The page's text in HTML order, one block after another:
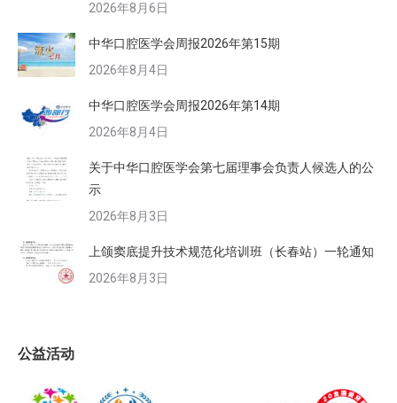
2026年8月6日
中华口腔医学会周报2026年第15期
2026年8月4日
中华口腔医学会周报2026年第14期
2026年8月4日
关于中华口腔医学会第七届理事会负责人候选人的公
示
2026年8月3日
上颌窦底提升技术规范化培训班（长春站）一轮通知
2026年8月3日
公益活动